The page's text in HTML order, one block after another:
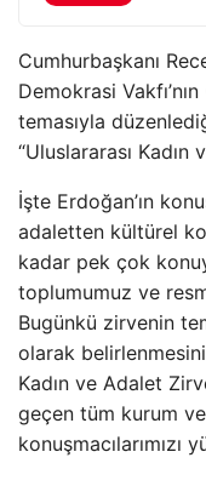
Cumhurbaşkanı
Demokrasi
temasıyla
“Uluslararası
İşte Erdoğan’ın
adaletten kültürel
kadar pek çok
toplumumuz ve
Bugünkü zirvenin
olarak
Kadın ve Adalet
geçen tüm kurum ve
konuşmacılarımızı